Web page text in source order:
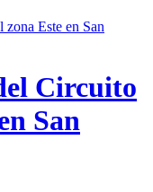
Circuito
San